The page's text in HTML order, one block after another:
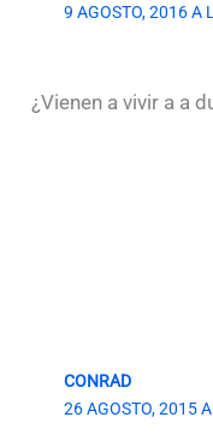
9 AGOSTO, 2016 A
¿Vienen a vivir a a
CONRAD
26 AGOSTO, 2015